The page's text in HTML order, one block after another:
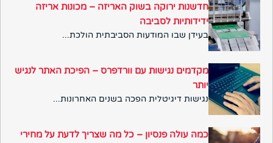
חדשנות ירוקה בשוק האריזה – מכונות אריזה
ידידותיות לסביבה
בעידן שבו המודעות הסביבתית הולכת...
מקדמים נגישות עם וורדפרס – הפיכת האתר לנגיש
יותר
נגישות דיגיטלית הפכה בשנים האחרונות...
כמה עולה פנסיון – כל מה שצריך לדעת על מחירי